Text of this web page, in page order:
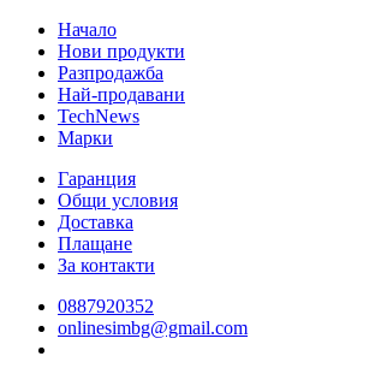
Начало
Нови продукти
Разпродажба
Най-продавани
TechNews
Марки
Гаранция
Общи условия
Доставка
Плащане
За контакти
0887920352
onlinesimbg@gmail.com